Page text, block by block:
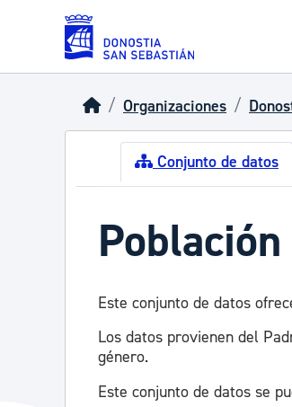
Skip to main content
Organizaciones
Conjunto de datos
Este conjunto de datos
Los datos provienen del
género.
Este conjunto de datos se